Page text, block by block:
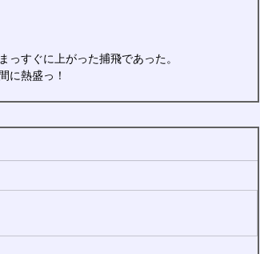
すぐに上がった捕飛であった。
に熱盛っ！